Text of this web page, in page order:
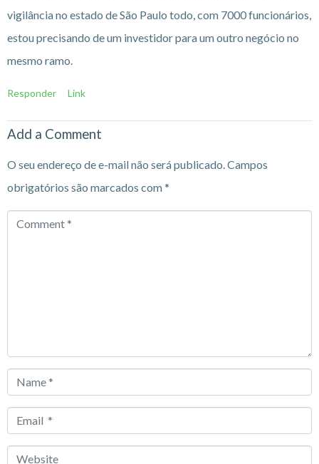
vigilância no estado de São Paulo todo, com 7000 funcionários,
estou precisando de um investidor para um outro negócio no
mesmo ramo.
Responder Link
Add a Comment
O seu endereço de e-mail não será publicado.Campos
obrigatórios são marcados com*
Comment
Name
Email
Website